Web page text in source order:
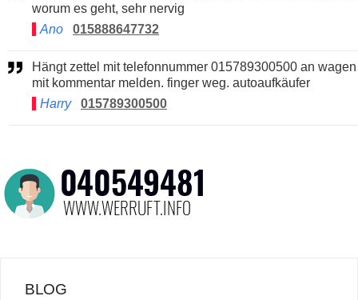
worum es geht, sehr nervig
Ano
015888647732
Hängt zettel mit telefonnummer 015789300500 an wagen
mit kommentar melden. finger weg. autoaufkäufer
Harry
015789300500
BLOG